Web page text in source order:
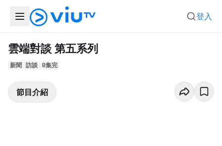
登入
雲端對談 第五系列
新聞 訪談 8集完
節目介紹